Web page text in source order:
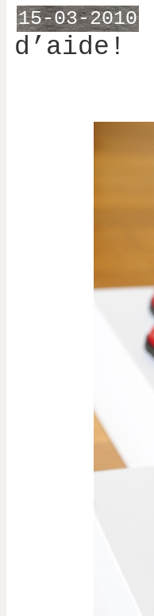
15-03-2010
d’aide!